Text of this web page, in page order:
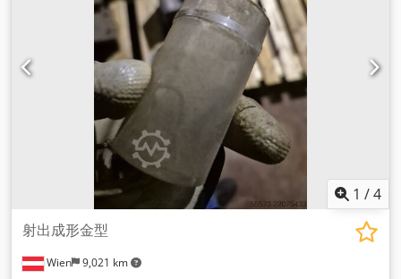
1 /4
Wien 9,021 km
射出成形金型